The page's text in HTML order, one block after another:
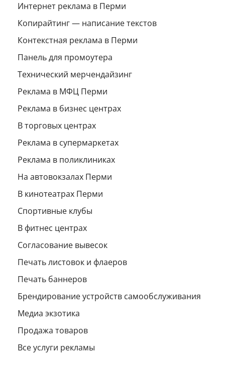
Интернет реклама в Перми
Копирайтинг — написание текстов
Контекстная реклама в Перми
Панель для промоутера
Технический мерчендайзинг
Реклама в МФЦ Перми
Реклама в бизнес центрах
В торговых центрах
Реклама в супермаркетах
Реклама в поликлиниках
На автовокзалах Перми
В кинотеатрах Перми
Спортивные клубы
В фитнес центрах
Согласование вывесок
Печать листовок и флаеров
Печать баннеров
Брендирование устройств самообслуживания
Медиа экзотика
Продажа товаров
Все услуги рекламы